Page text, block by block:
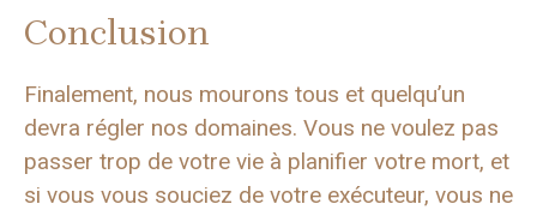
Conclusion
Finalement, nous mourons tous et quelqu’un
devra régler nos domaines. Vous ne voulez pas
passer trop de votre vie à planifier votre mort, et
si vous vous souciez de votre exécuteur, vous ne